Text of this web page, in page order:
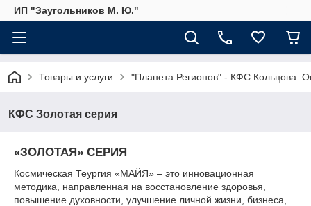
ИП "Заугольников М. Ю."
Товары и услуги "Планета Регионов" - КФС Кольцова.
КФС Золотая серия
«ЗОЛОТАЯ» СЕРИЯ
Космическая Теургия «МАЙЯ» – это инновационная
методика, направленная на восстановление здоровья,
повышение духовности, улучшение личной жизни, бизнеса,